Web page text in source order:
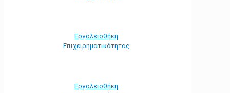
Εργαλειοθήκη
Eπιχειρηματικότητας
Εργαλειοθήκη